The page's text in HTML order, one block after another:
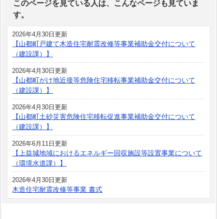
このページを見ている人は、こんなページも見ていま
す。
2026年4月30日更新
【山都町戸建て木造住宅耐震改修等事業補助金交付について
（建設課）】
2026年4月30日更新
【山都町がけ地近接等危険住宅移転事業補助金交付について
（建設課）】
2026年4月30日更新
【山都町土砂災害危険住宅移転促進事業補助金交付について
（建設課）】
2026年6月11日更新
【上益城地域におけるエネルギー回収施設等設置事業について
（環境水道課）】
2026年4月30日更新
木造住宅耐震改修等事業 書式